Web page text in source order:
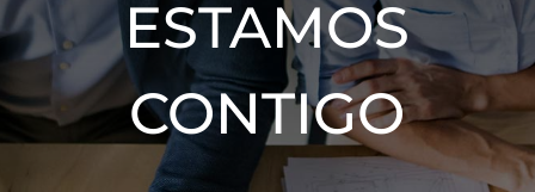
ESTAMOS
CONTIGO